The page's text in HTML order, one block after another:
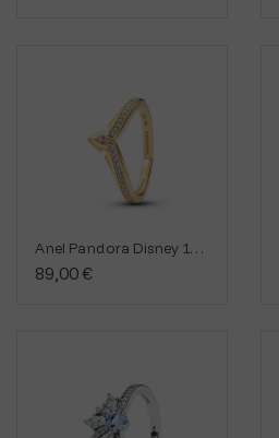
Anel Pandora Disney 164334C01
89,00 €